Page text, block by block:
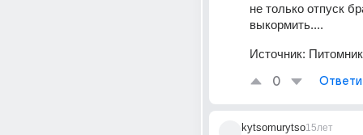
не только отпуск
выкормить....
Источник:
0
kytsomurytso15лет